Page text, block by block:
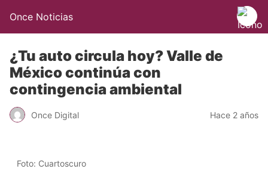
Once Noticias
¿Tu auto circula hoy? Valle de
México continúa con
contingencia ambiental
Once Digital Hace 2 años
Foto: Cuartoscuro